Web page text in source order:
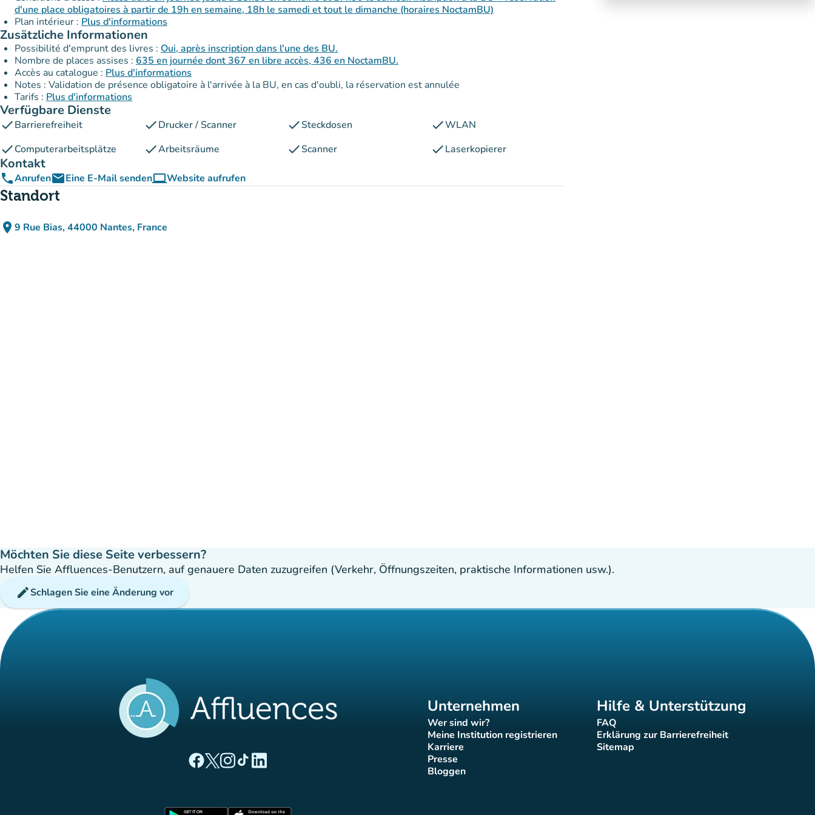
d'une place obligatoires à partir de 19h en semaine, 18h le samedi et tout le dimanche (horaires NoctamBU)
Plan intérieur : Plus d'informations
Zusätzliche Informationen
Possibilité d'emprunt des livres : Oui, après inscription dans l'une des BU.
Nombre de places assises : 635 en journée dont 367 en libre accès, 436 en NoctamBU.
Accès au catalogue : Plus d'informations
Notes : Validation de présence obligatoire à l'arrivée à la BU, en cas d'oubli, la réservation est annulée
Tarifs : Plus d'informations
Verfügbare Dienste
checkBarrierefreiheit checkDrucker / Scanner checkSteckdosen checkWLAN
checkComputerarbeitsplätze checkArbeitsräume checkScanner checkLaserkopierer
Kontakt
phoneAnrufenemailEine E-Mail sendencomputerWebsite aufrufen
(new tab)
Standort
place 9 Rue Bias, 44000 Nantes, France
(in Google Maps öffnen)
(new tab)
Möchten Sie diese Seite verbessern?
Helfen Sie Affluences-Benutzern, auf genauere Daten zuzugreifen (Verkehr, Öffnungszeiten, praktische Informationen usw.).
editSchlagen Sie eine Änderung vor
(new tab)
(new tab)
(new tab)(new tab)
Unternehmen
Wer sind wir?
(new tab)
Meine Institution registrieren
(new tab)
Karriere(new tab)
Presse(new tab)
Bloggen
(new tab)
Hilfe & Unterstützung
FAQ(new tab)
Erklärung zur Barrierefreiheit
(new tab)
Sitemap(new tab)